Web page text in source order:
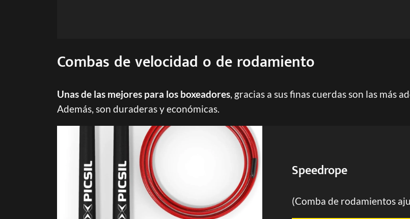
Combas de velocidad o de rodamiento
Unas de las mejores para los boxeadores, gracias a sus finas cuerdas son las más
Además, son duraderas y económicas.
Speedrope
(Comba de rodamientos